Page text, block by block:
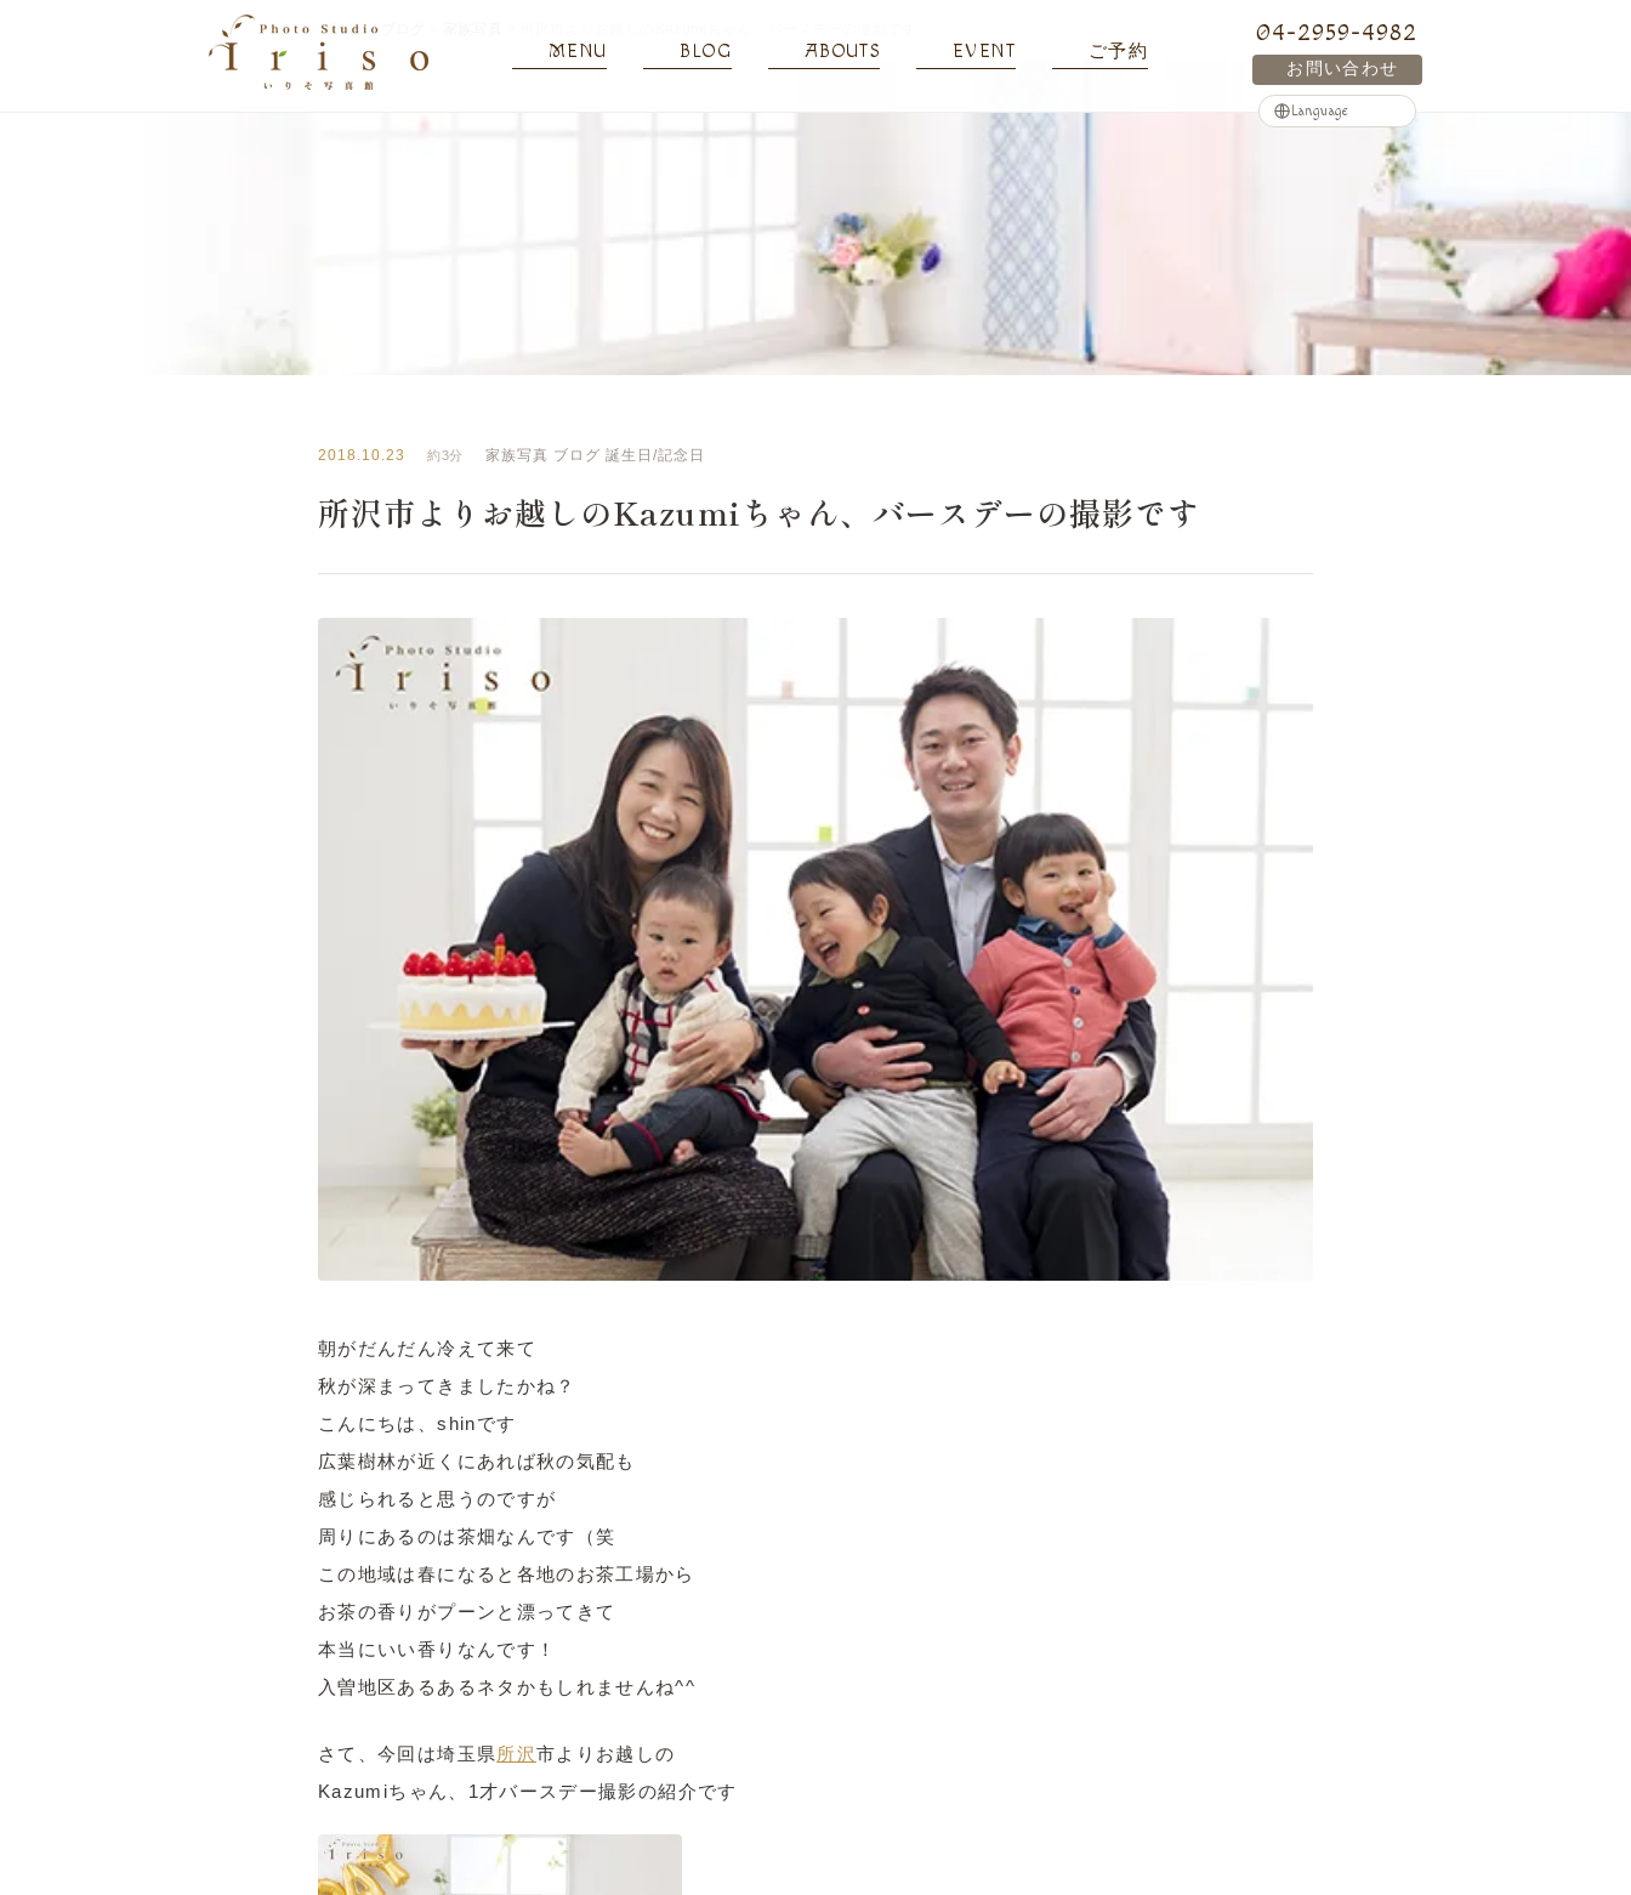
MENU BLOG ABOUTS EVENT ご予約
04-2959-4982
お問い合わせ
HOME>
いりそ写真館ブログ
2018.10.23 約3分 家族写真 ブログ 誕生日/記念日
所沢市よりお越しのKazumiちゃん、バースデーの撮影です
朝がだんだん冷えて来て
秋が深まってきましたかね？
こんにちは、shinです
広葉樹林が近くにあれば秋の気配も
感じられると思うのですが
周りにあるのは茶畑なんです（笑
この地域は春になると各地のお茶工場から
お茶の香りがプーンと漂ってきて
本当にいい香りなんです！
入曽地区あるあるネタかもしれませんね^^
さて、今回は埼玉県 所沢市よりお越しの
Kazumiちゃん、1才バースデー撮影の紹介です